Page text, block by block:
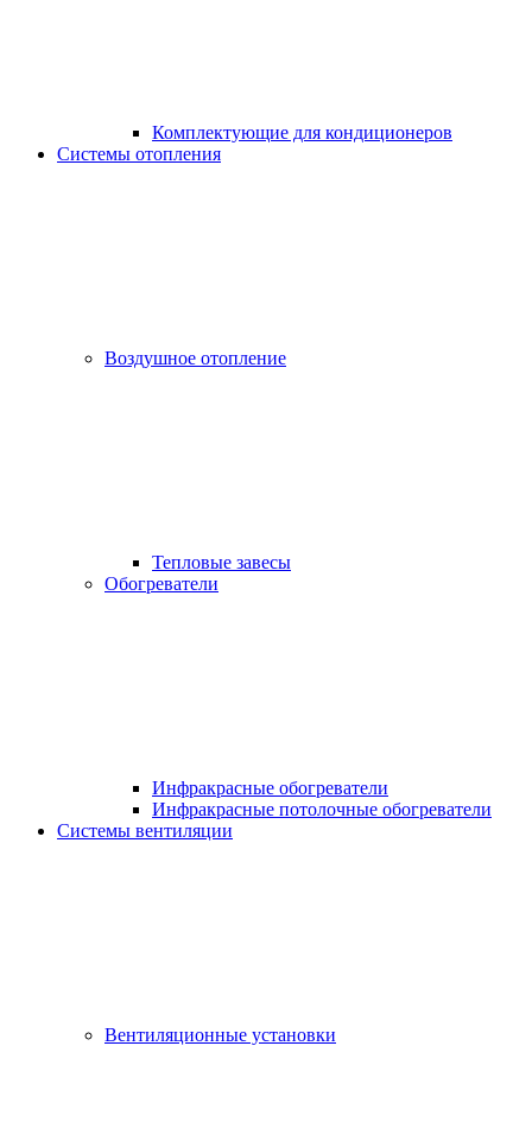
Комплектующие для кондиционеров
Системы отопления
Воздушное отопление
Тепловые завесы
Обогреватели
Инфракрасные обогреватели
Инфракрасные потолочные обогреватели
Системы вентиляции
Вентиляционные установки